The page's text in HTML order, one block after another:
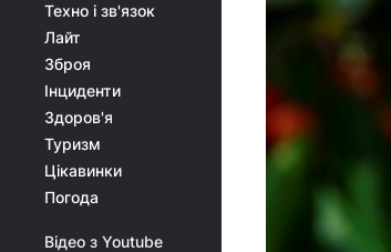
Техно і зв'язок
Лайт
Зброя
Інциденти
Здоров'я
Туризм
Цікавинки
Погода
Відео з Youtube